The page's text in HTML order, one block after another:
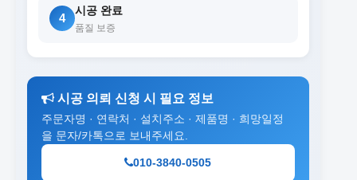
4
시공 완료
품질 보증
시공 의뢰 신청 시 필요 정보
주문자명 · 연락처 · 설치주소 · 제품명 · 희망일정
을 문자/카톡으로 보내주세요.
010-3840-0505